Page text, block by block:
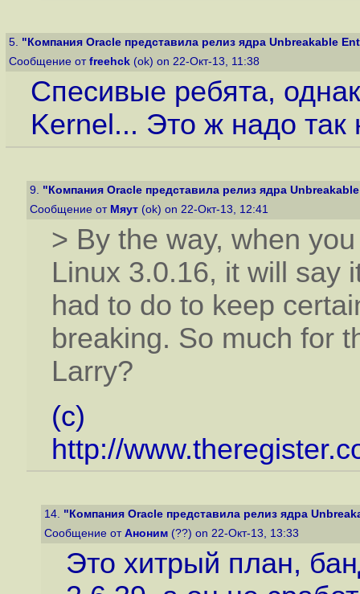
5. "Компания Oracle представила релиз ядра Unbreakable
Сообщение от freehck (ok) on 22-Окт-13, 11:38
Спесивые ребята,
Kernel... Это ж надо так
9. "Компания Oracle представила релиз ядра
Сообщение от Мяут (ok) on 22-Окт-13, 12:41
> By the way, when
Linux 3.0.16, it will say
had to do to keep
breaking. So much for
Larry?
(c)
http://
14. "Компания Oracle представила релиз ядра
Сообщение от Аноним (??) on 22-Окт-13, 13:33
Это хитрый план,